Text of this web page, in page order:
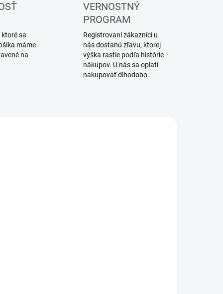
ktoré sa
máme
na
VERNOSTNÝ
PROGRAM
Registrovaní zákazníci u
nás dostanú zľavu, ktorej
výška rastie podľa histórie
nákupov. U nás sa oplatí
nakupovať dlhodobo.